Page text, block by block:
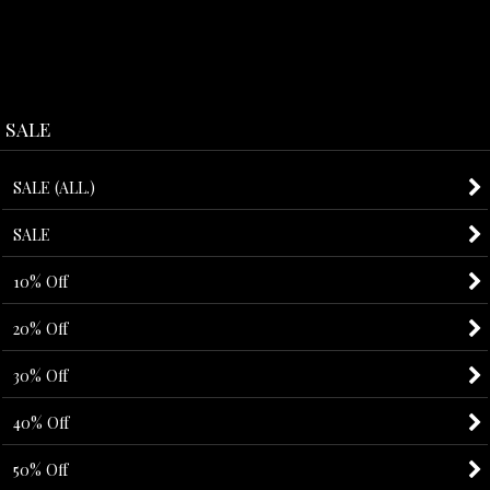
SALE
SALE (ALL.)
SALE
10% Off
20% Off
30% Off
40% Off
50% Off